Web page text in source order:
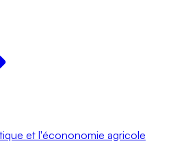
et l'écononomie agricole